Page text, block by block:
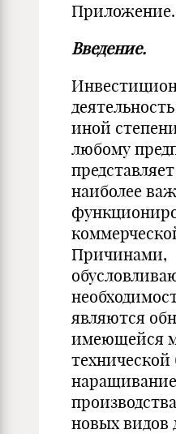
Введение.
иной
любому
наиболее
Причинами,
являются
имеющейся
технической
новых видов